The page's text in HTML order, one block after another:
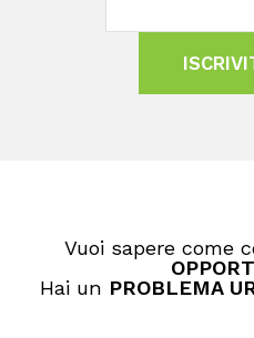
Vuoi sapere come
Hai un PROBLEMA